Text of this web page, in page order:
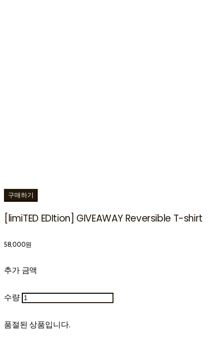
구매하기
[limiTED EDItion] GIVEAWAY Reversible T-shirt
58,000원
추가 금액
수량
품절된 상품입니다.